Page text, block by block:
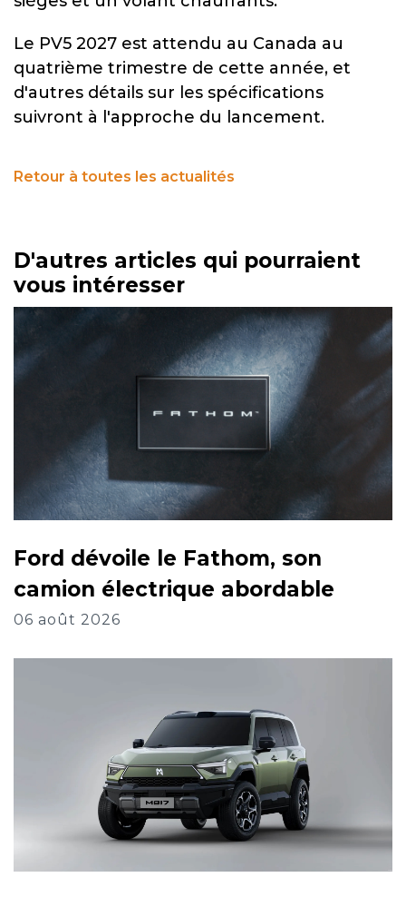
Le PV5 2027 est attendu au Canada au
quatrième trimestre de cette année, et
d'autres détails sur les spécifications
suivront à l'approche du lancement.
Retour à toutes les actualités
D'autres articles qui pourraient
vous intéresser
Ford dévoile le Fathom, son
camion électrique abordable
06 août 2026